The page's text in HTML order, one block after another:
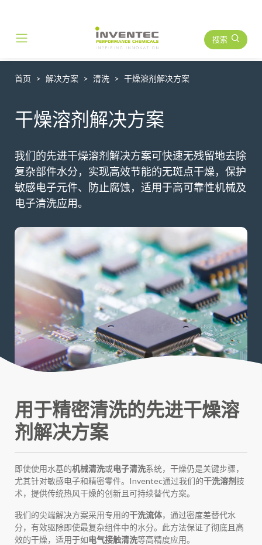
Main Navigation 搜索
首页 解决方案 清洗 干燥溶剂解决方案
干燥溶剂解决方案
我们的先进干燥溶剂解决方案可快速无残留地去除
复杂部件水分，实现高效节能的无斑点干燥，保护
敏感电子元件、防止腐蚀，适用于高可靠性机械及
电子清洗应用。
用于精密清洗的先进干燥溶
剂解决方案
即使使用水基的机械清洗或电子清洗系统，干燥仍是关键步骤，
尤其针对敏感电子和精密零件。Inventec通过我们的干洗溶剂技
术，提供传统热风干燥的创新且可持续替代方案。
我们的尖端解决方案采用专用的干洗流体，通过密度差替代水
分，有效驱除即使最复杂组件中的水分。此方法保证了彻底且高
效的干燥，适用于如电气接触清洗等高精度应用。